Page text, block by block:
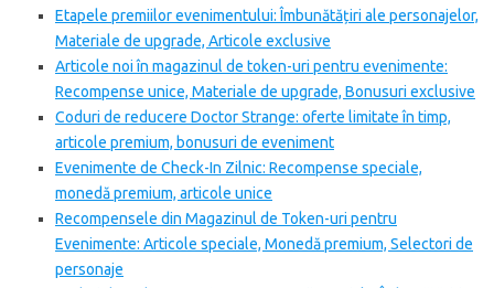
Etapele premiilor evenimentului: Îmbunătățiri ale personajelor,
Materiale de upgrade, Articole exclusive
Articole noi în magazinul de token-uri pentru evenimente:
Recompense unice, Materiale de upgrade, Bonusuri exclusive
Coduri de reducere Doctor Strange: oferte limitate în timp,
articole premium, bonusuri de eveniment
Evenimente de Check-In Zilnic: Recompense speciale,
monedă premium, articole unice
Recompensele din Magazinul de Token-uri pentru
Evenimente: Articole speciale, Monedă premium, Selectori de
personaje